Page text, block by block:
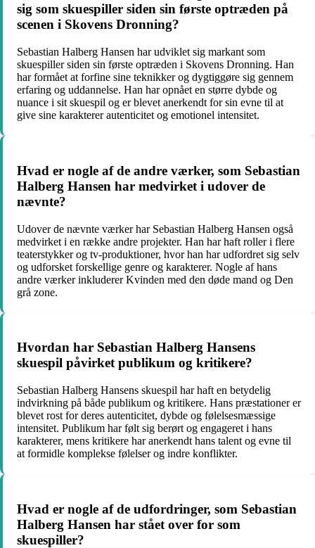
sig som skuespiller siden sin første optræden på
scenen i Skovens Dronning?
Sebastian Halberg Hansen har udviklet sig markant som
skuespiller siden sin første optræden i Skovens Dronning. Han
har formået at forfine sine teknikker og dygtiggøre sig gennem
erfaring og uddannelse. Han har opnået en større dybde og
nuance i sit skuespil og er blevet anerkendt for sin evne til at
give sine karakterer autenticitet og emotionel intensitet.
Hvad er nogle af de andre værker, som Sebastian
Halberg Hansen har medvirket i udover de
nævnte?
Udover de nævnte værker har Sebastian Halberg Hansen også
medvirket i en række andre projekter. Han har haft roller i flere
teaterstykker og tv-produktioner, hvor han har udfordret sig selv
og udforsket forskellige genre og karakterer. Nogle af hans
andre værker inkluderer Kvinden med den døde mand og Den
grå zone.
Hvordan har Sebastian Halberg Hansens
skuespil påvirket publikum og kritikere?
Sebastian Halberg Hansens skuespil har haft en betydelig
indvirkning på både publikum og kritikere. Hans præstationer er
blevet rost for deres autenticitet, dybde og følelsesmæssige
intensitet. Publikum har følt sig berørt og engageret i hans
karakterer, mens kritikere har anerkendt hans talent og evne til
at formidle komplekse følelser og indre konflikter.
Hvad er nogle af de udfordringer, som Sebastian
Halberg Hansen har stået over for som
skuespiller?